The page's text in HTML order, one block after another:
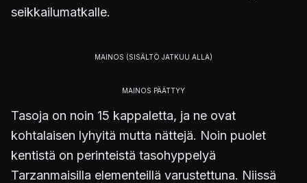
seikkailumatkalle.
Tasoja on noin 15 kappaletta, ja ne ovat
kohtalaisen lyhyitä mutta nättejä. Noin puolet
kentistä on perinteistä tasohyppelyä
Tarzanmaisilla elementeillä varustettuna. Niissä